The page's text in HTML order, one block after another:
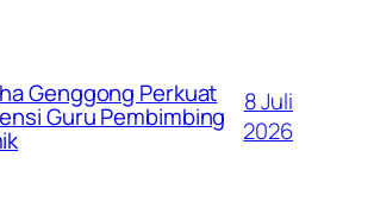
Genggong Perkuat
Guru Pembimbing
8 Juli
2026